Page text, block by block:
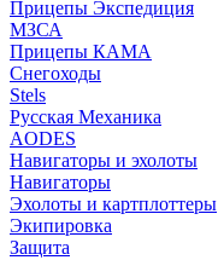
Прицепы Экспедиция
МЗСА
Прицепы КАМА
Снегоходы
Stels
Русская Механика
AODES
Навигаторы и эхолоты
Навигаторы
Эхолоты и картплоттеры
Экипировка
Защита